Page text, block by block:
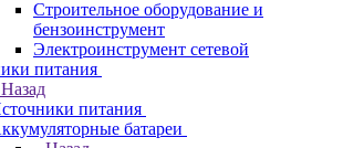
Строительное оборудование и
бензоинструмент
Электроинструмент сетевой
питания
Назад
питания
батареи